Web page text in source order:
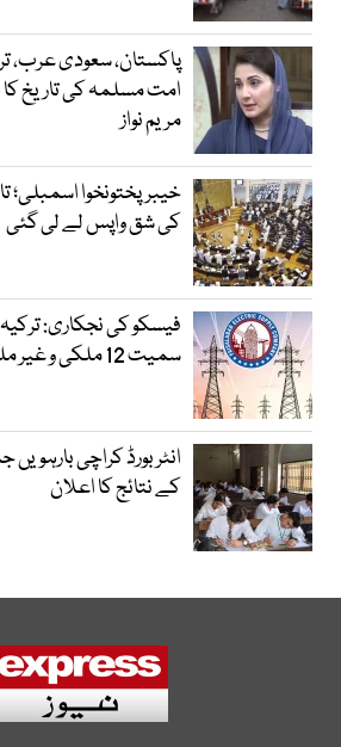
پاکستان، سعودی عرب،
امت مسلمہ کی تاریخ
مریم نواز
خیبرپختونخوا اسمبلی؛
کی شق واپس لے لی گئی
فیسکو کی نجکاری:
سمیت 12 ملکی و غیر ملکی گروپ میدان میں
انٹر بورڈ کراچی
کے نتائج کا اعلان